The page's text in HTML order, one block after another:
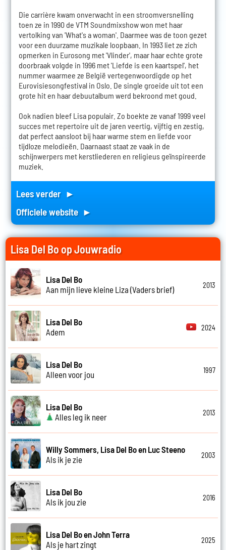
Die carrière kwam onverwacht in een stroomversnelling
toen ze in 1990 de VTM Soundmixshow won met haar
vertolking van 'What's a woman'. Daarmee was de toon gezet
voor een duurzame muzikale loopbaan. In 1993 liet ze zich
opmerken in Eurosong met 'Vlinder', maar haar echte grote
doorbraak volgde in 1996 met 'Liefde is een kaartspel', het
nummer waarmee ze België vertegenwoordigde op het
Eurovisiesongfestival in Oslo. De single groeide uit tot een
grote hit en haar debuutalbum werd bekroond met goud.
Ook nadien bleef Lisa populair. Zo boekte ze vanaf 1999 veel
succes met repertoire uit de jaren veertig, vijftig en zestig,
dat perfect aansloot bij haar warme stem en liefde voor
tijdloze melodieën. Daarnaast staat ze vaak in de
schijnwerpers met kerstliederen en religieus geïnspireerde
muziek.
Lees verder ►
Officiele website ►
Lisa Del Bo op Jouwradio
Lisa Del Bo
Aan mijn lieve kleine Liza (Vaders brief)
2013
Lisa Del Bo
Adem
2024
Lisa Del Bo
Alleen voor jou
1997
Lisa Del Bo
Alles leg ik neer
2013
Willy Sommers, Lisa Del Bo en Luc Steeno
Als ik je zie
2003
Lisa Del Bo
Als ik jou zie
2016
Lisa Del Bo en John Terra
Als je hart zingt
2025